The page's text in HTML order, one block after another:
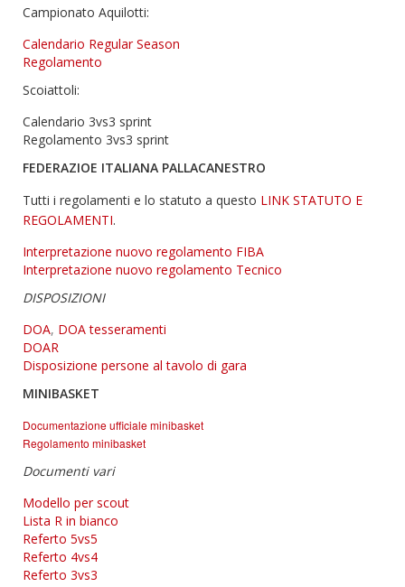
Campionato Aquilotti:
Calendario Regular Season
Regolamento
Scoiattoli:
Calendario 3vs3 sprint
Regolamento 3vs3 sprint
FEDERAZIOE ITALIANA PALLACANESTRO
Tutti i regolamenti e lo statuto a questo LINK STATUTO E
REGOLAMENTI.
Interpretazione nuovo regolamento FIBA
Interpretazione nuovo regolamento Tecnico
DISPOSIZIONI
DOA, DOA tesseramenti
DOAR
Disposizione persone al tavolo di gara
MINIBASKET
Documentazione ufficiale minibasket
Regolamento minibasket
Documenti vari
Modello per scout
Lista R in bianco
Referto 5vs5
Referto 4vs4
Referto 3vs3